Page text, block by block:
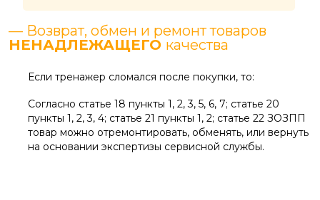
— Возврат, обмен и ремонт товаров
НЕНАДЛЕЖАЩЕГО качества
Если тренажер сломался после покупки, то:
Согласно статье 18 пункты 1, 2, 3, 5, 6, 7; статье 20
пункты 1, 2, 3, 4; статье 21 пункты 1, 2; статье 22 ЗОЗПП
товар можно отремонтировать, обменять, или вернуть
на основании экспертизы сервисной службы.